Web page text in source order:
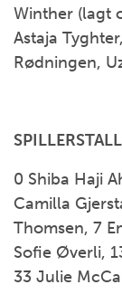
Winther (lagt
Astaja
Rødningen,
0 Shiba Haji
Camilla
Thomsen, 7
Sofie Øverli,
33 Julie